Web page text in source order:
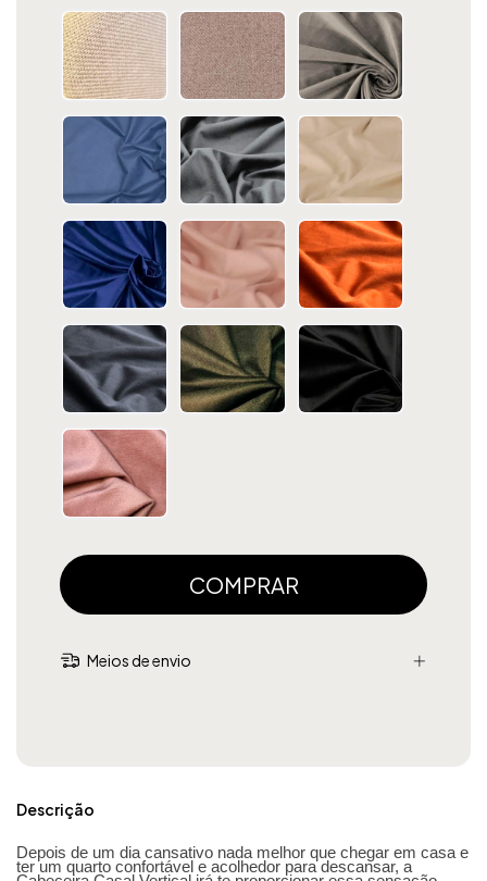
Meios de envio
Descrição
Depois de um dia cansativo nada melhor que chegar em casa e
ter um quarto confortável e acolhedor para descansar, a